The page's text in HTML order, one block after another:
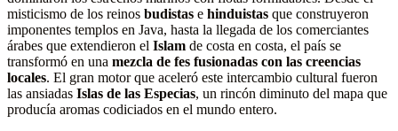
misticismo de los reinos budistas e hinduistas que construyeron
imponentes templos en Java, hasta la llegada de los comerciantes
árabes que extendieron el Islam de costa en costa, el país se
transformó en una mezcla de fes fusionadas con las creencias
locales. El gran motor que aceleró este intercambio cultural fueron
las ansiadas Islas de las Especias, un rincón diminuto del mapa que
producía aromas codiciados en el mundo entero.